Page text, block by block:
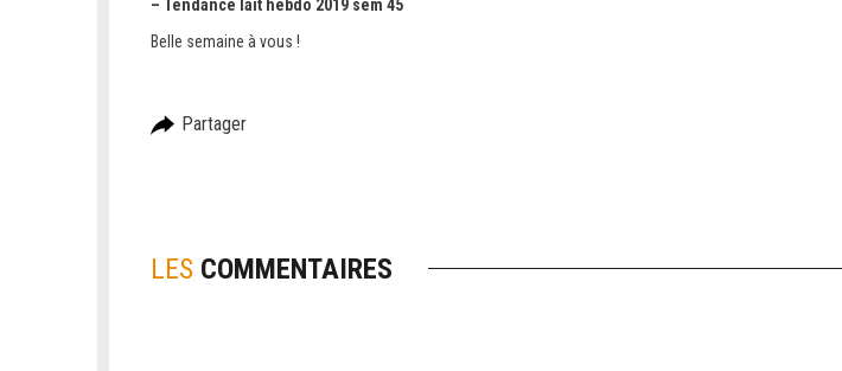
– Tendance lait hebdo 2019 sem 45
Belle semaine à vous !
Partager
LES COMMENTAIRES